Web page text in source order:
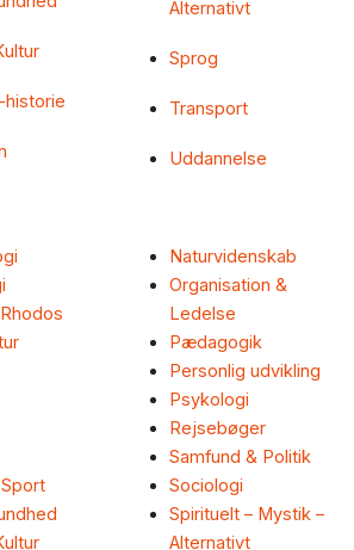
historie
Alternativt
Sprog
Transport
Uddannelse
Naturvidenskab
Organisation &
Ledelse
Pædagogik
Personlig udvikling
Psykologi
Rejsebøger
Samfund & Politik
Sociologi
Spirituelt – Mystik –
Alternativt